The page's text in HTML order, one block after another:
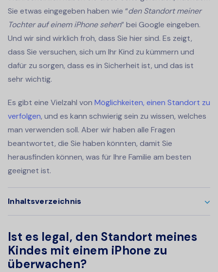
Sie etwas eingegeben haben wie “den Standort meiner
Tochter auf einem iPhone sehen” bei Google eingeben.
Und wir sind wirklich froh, dass Sie hier sind. Es zeigt,
dass Sie versuchen, sich um Ihr Kind zu kümmern und
dafür zu sorgen, dass es in Sicherheit ist, und das ist
sehr wichtig.
Es gibt eine Vielzahl von Möglichkeiten, einen Standort zu
verfolgen, und es kann schwierig sein zu wissen, welches
man verwenden soll. Aber wir haben alle Fragen
beantwortet, die Sie haben könnten, damit Sie
herausfinden können, was für Ihre Familie am besten
geeignet ist.
Inhaltsverzeichnis
Ist es legal, den Standort meines
Kindes mit einem iPhone zu
überwachen?